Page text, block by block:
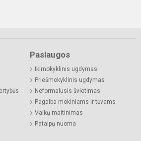
Paslaugos
Ikimokyklinis ugdymas
Priešmokyklinis ugdymas
Neformalusis švietimas
Pagalba mokiniams ir tėvams
Vaikų maitinimas
Patalpų nuoma